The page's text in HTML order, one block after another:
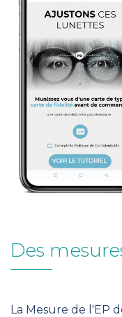
Des
La Mesure de l'EP